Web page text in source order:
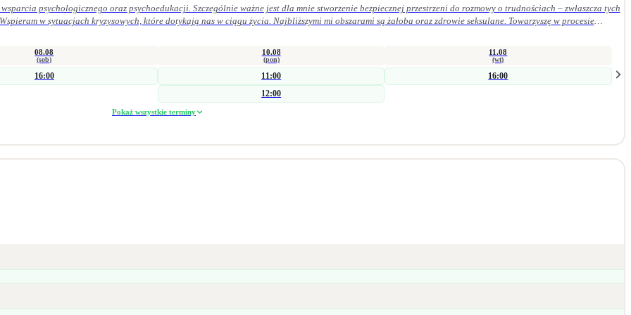
psychologicznego oraz psychoedukacji. Szczególnie ważne jest dla mnie stworzenie bezpiecznej przestrzeni do rozmowy o trudnościach – zwłaszcza tych
w sytuacjach kryzysowych, które dotykają nas w ciągu życia. Najbliższymi mi obszarami są żałoba oraz zdrowie seksulane. Towarzyszę w procesie
osobistym. Pracuję zarówno krótkoterminowo (interwencyjnie), jak i w dłuższych procesach wspierających zmianę. Jestem psycholożką i seksuolożką z
w obszarze seksualności doświadczenie straty i żałoby problemy emocjonalne
jak i grupowo.
08.08
(sob)
16:00
10.08
(pon)
11:00
12:00
11.08
(wt)
16:00
Pokaż wszystkie terminy